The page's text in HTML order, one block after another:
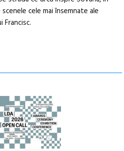
cele mai însemnate ale